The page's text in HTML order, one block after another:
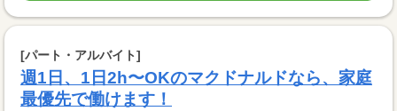
[パート・アルバイト]
週1日、1日2h〜OKのマクドナルドなら、家庭
最優先で働けます！